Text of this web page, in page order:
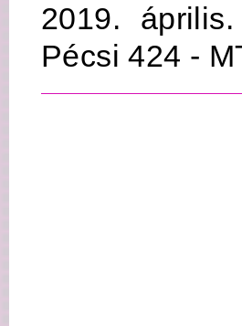
2019.
Pécsi 424 -